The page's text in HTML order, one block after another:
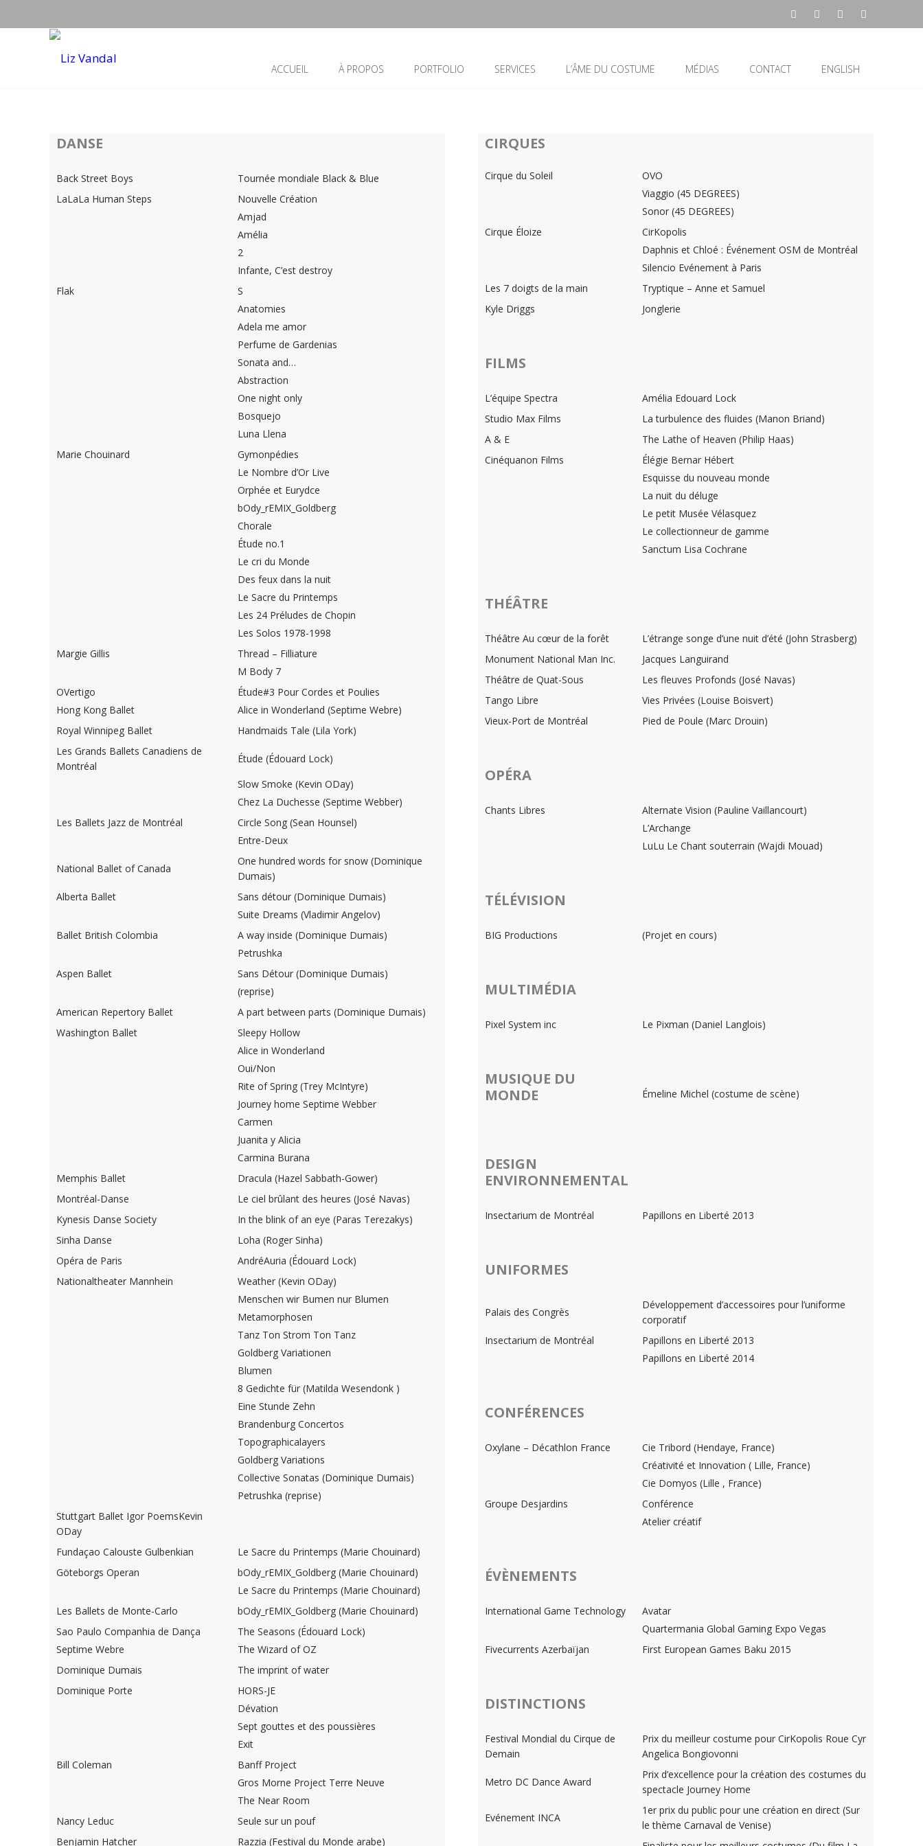
ACCUEIL À PROPOS PORTFOLIO SERVICES L’ÂME DU COSTUME MÉDIAS CONTACT ENGLISH
DANSE
Back Street Boys
Tournée mondiale Black & Blue
LaLaLa Human Steps
Nouvelle Création
Amjad
Amélia
2
Infante, C’est destroy
Flak
S
Anatomies
Adela me amor
Perfume de Gardenias
Sonata and…
Abstraction
One night only
Bosquejo
Luna Llena
Marie Chouinard
Gymonpédies
Le Nombre d’Or Live
Orphée et Eurydce
bOdy_rEMIX_Goldberg
Chorale
Étude no.1
Le cri du Monde
Des feux dans la nuit
Le Sacre du Printemps
Les 24 Préludes de Chopin
Les Solos 1978-1998
Margie Gillis
Thread – Filliature
M Body 7
OVertigo
Étude#3 Pour Cordes et Poulies
Hong Kong Ballet
Alice in Wonderland (Septime Webre)
Royal Winnipeg Ballet
Handmaids Tale (Lila York)
Les Grands Ballets Canadiens de
Montréal
Étude (Édouard Lock)
Slow Smoke (Kevin ODay)
Chez La Duchesse (Septime Webber)
Les Ballets Jazz de Montréal
Circle Song (Sean Hounsel)
Entre-Deux
National Ballet of Canada
One hundred words for snow (Dominique
Dumais)
Alberta Ballet
Sans détour (Dominique Dumais)
Suite Dreams (Vladimir Angelov)
Ballet British Colombia
A way inside (Dominique Dumais)
Petrushka
Aspen Ballet
Sans Détour (Dominique Dumais)
(reprise)
American Repertory Ballet
A part between parts (Dominique Dumais)
Washington Ballet
Sleepy Hollow
Alice in Wonderland
Oui/Non
Rite of Spring (Trey McIntyre)
Journey home Septime Webber
Carmen
Juanita y Alicia
Carmina Burana
Memphis Ballet
Dracula (Hazel Sabbath-Gower)
Montréal-Danse
Le ciel brûlant des heures (José Navas)
Kynesis Danse Society
In the blink of an eye (Paras Terezakys)
Sinha Danse
Loha (Roger Sinha)
Opéra de Paris
AndréAuria (Édouard Lock)
Nationaltheater Mannhein
Weather (Kevin ODay)
Menschen wir Bumen nur Blumen
Metamorphosen
Tanz Ton Strom Ton Tanz
Goldberg Variationen
Blumen
8 Gedichte für (Matilda Wesendonk )
Eine Stunde Zehn
Brandenburg Concertos
Topographicalayers
Goldberg Variations
Collective Sonatas (Dominique Dumais)
Petrushka (reprise)
Stuttgart Ballet Igor PoemsKevin
ODay
Fundaçao Calouste Gulbenkian
Le Sacre du Printemps (Marie Chouinard)
Göteborgs Operan
bOdy_rEMIX_Goldberg (Marie Chouinard)
Le Sacre du Printemps (Marie Chouinard)
Les Ballets de Monte-Carlo
bOdy_rEMIX_Goldberg (Marie Chouinard)
Sao Paulo Companhia de Dança
The Seasons (Édouard Lock)
Septime Webre
The Wizard of OZ
Dominique Dumais
The imprint of water
Dominique Porte
HORS-JE
Dévation
Sept gouttes et des poussières
Exit
Bill Coleman
Banff Project
Gros Morne Project Terre Neuve
The Near Room
Nancy Leduc
Seule sur un pouf
Benjamin Hatcher
Razzia (Festival du Monde arabe)
CIRQUES
Cirque du Soleil
OVO
Viaggio (45 DEGREES)
Sonor (45 DEGREES)
Cirque Éloize
CirKopolis
Daphnis et Chloé : Événement OSM de Montréal
Silencio Evénement à Paris
Les 7 doigts de la main
Tryptique – Anne et Samuel
Kyle Driggs
Jonglerie
FILMS
L’équipe Spectra
Amélia Edouard Lock
Studio Max Films
La turbulence des fluides (Manon Briand)
A & E
The Lathe of Heaven (Philip Haas)
Cinéquanon Films
Élégie Bernar Hébert
Esquisse du nouveau monde
La nuit du déluge
Le petit Musée Vélasquez
Le collectionneur de gamme
Sanctum Lisa Cochrane
THÉÂTRE
Théâtre Au cœur de la forêt
L’étrange songe d’une nuit d’été (John Strasberg)
Monument National Man Inc.
Jacques Languirand
Théâtre de Quat-Sous
Les fleuves Profonds (José Navas)
Tango Libre
Vies Privées (Louise Boisvert)
Vieux-Port de Montréal
Pied de Poule (Marc Drouin)
OPÉRA
Chants Libres
Alternate Vision (Pauline Vaillancourt)
L’Archange
LuLu Le Chant souterrain (Wajdi Mouad)
TÉLÉVISION
BIG Productions
(Projet en cours)
MULTIMÉDIA
Pixel System inc
Le Pixman (Daniel Langlois)
MUSIQUE DU
MONDE
Émeline Michel (costume de scène)
DESIGN
ENVIRONNEMENTAL
Insectarium de Montréal
Papillons en Liberté 2013
UNIFORMES
Palais des Congrès
Développement d’accessoires pour l’uniforme
corporatif
Insectarium de Montréal
Papillons en Liberté 2013
Papillons en Liberté 2014
CONFÉRENCES
Oxylane – Décathlon France
Cie Tribord (Hendaye, France)
Créativité et Innovation ( Lille, France)
Cie Domyos (Lille , France)
Groupe Desjardins
Conférence
Atelier créatif
ÉVÈNEMENTS
International Game Technology
Avatar
Quartermania Global Gaming Expo Vegas
Fivecurrents Azerbaïjan
First European Games Baku 2015
DISTINCTIONS
Festival Mondial du Cirque de
Demain
Prix du meilleur costume pour CirKopolis Roue Cyr
Angelica Bongiovonni
Metro DC Dance Award
Prix d’excellence pour la création des costumes du
spectacle Journey Home
Evénement INCA
1er prix du public pour une création en direct (Sur
le thème Carnaval de Venise)